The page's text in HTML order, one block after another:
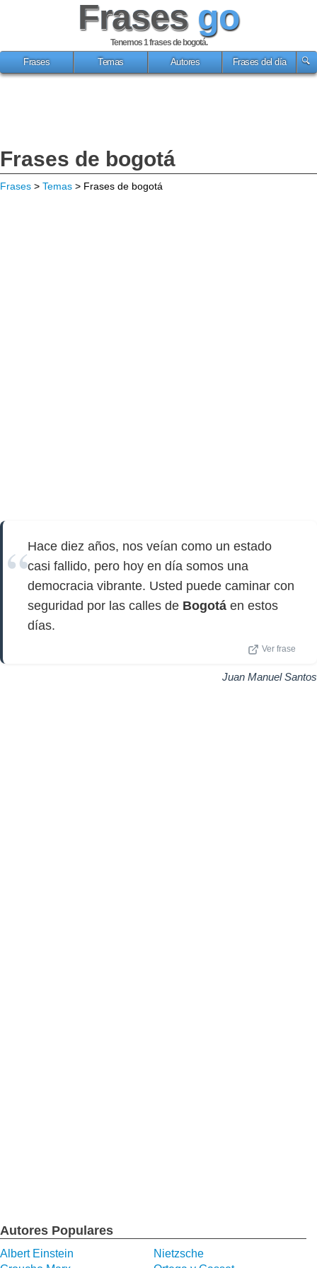
Frases go
Tenemos 1frases de bogotá.
Frases
Temas Autores Frases del día
Frases de bogotá
Frases > Temas > Frases de bogotá
Hace diez años, nos veían como un estado
casi fallido, pero hoy en día somos una
democracia vibrante. Usted puede caminar con
seguridad por las calles de Bogotá en estos
días.
Ver frase
Juan Manuel Santos
Autores Populares
Albert Einstein
Nietzsche